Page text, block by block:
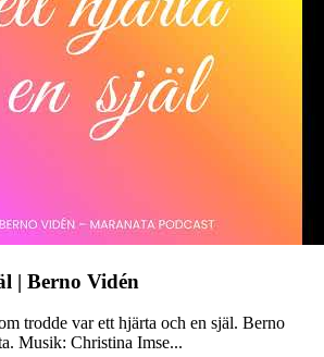
| Berno Vidén
trodde var ett hjärta och en själ. Berno
Musik: Christina Imse...